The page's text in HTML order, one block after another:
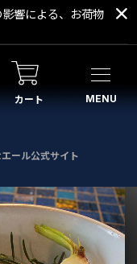
響による、お荷物
カート MENU
ール公式サイト